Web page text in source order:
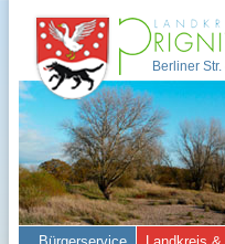
Berliner